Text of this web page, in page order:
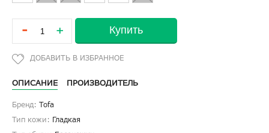
- + Купить
ОПИСАНИЕ ПРОИЗВОДИТЕЛЬ
Бренд: Tofa
Тип кожи: Гладкая